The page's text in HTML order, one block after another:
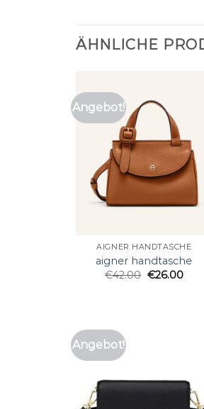
ÄHNLICHE
Angebot!
AIGNER HANDTASCHE
aigner handtasche
€42.00 €26.00
Angebot!